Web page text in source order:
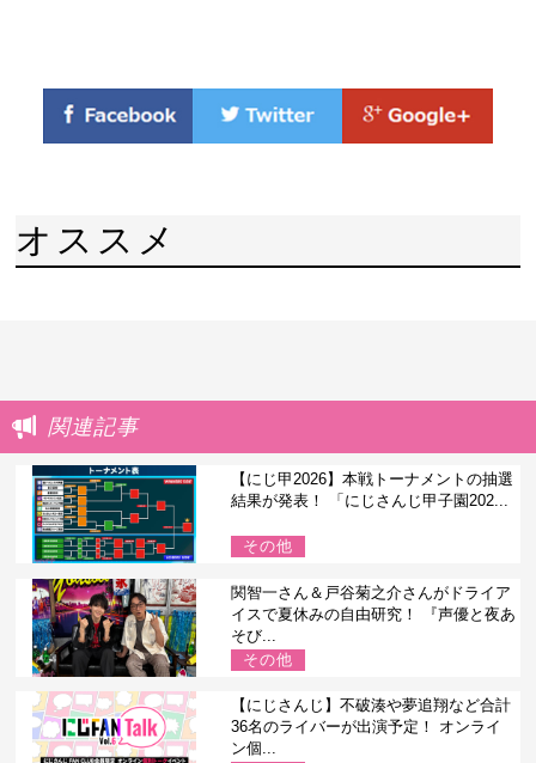
オススメ
関連記事
【にじ甲2026】本戦トーナメントの抽選
結果が発表！ 「にじさんじ甲子園202...
その他
関智一さん＆戸谷菊之介さんがドライア
イスで夏休みの自由研究！ 『声優と夜あ
そび...
その他
【にじさんじ】不破湊や夢追翔など合計
36名のライバーが出演予定！ オンライ
ン個...